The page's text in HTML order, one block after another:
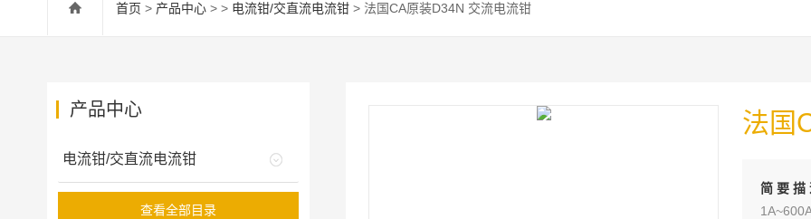
首页 > 产品中心 > > 电流钳/交直流电流钳 > 法国CA原装D34N 交流电流钳
法国
简要描
产品中心
电流钳/交直流电流钳
查看全部目录